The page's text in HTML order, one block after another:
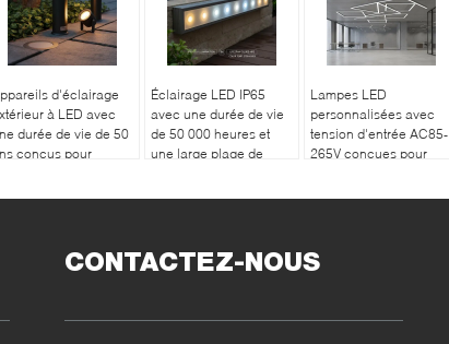
d'éclairage
à LED avec
durée de vie de 50
conçus pour
Éclairage LED IP65
avec une durée de vie
de 50 000 heures et
une large plage de
Lampes LED
personnalisées avec
tension d'entrée AC85-
265V conçues pour
CONTACTEZ-NOUS